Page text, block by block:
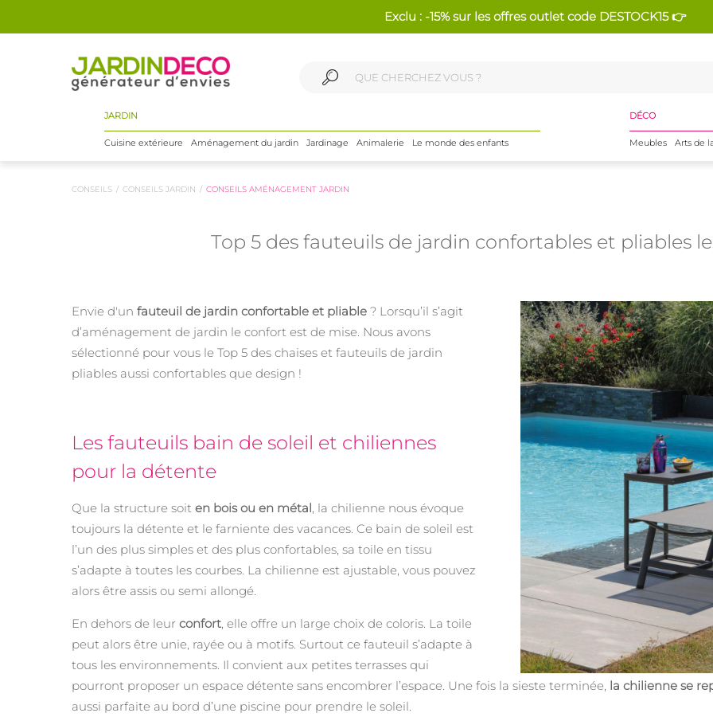
Exclu : -15% sur les offres outlet code DESTOCK15 👉
JARDIN
Cuisine extérieure Aménagement du jardin Jardinage Animalerie Le monde des enfants
DÉCO
Meubles Arts de
CONSEILS CONSEILS JARDIN CONSEILS AMÉNAGEMENT JARDIN
Top 5 des fauteuils de jardin confortables et pliables
Envie d'un fauteuil de jardin confortable et pliable ? Lorsqu’il s’agit
d’aménagement de jardin le confort est de mise. Nous avons
sélectionné pour vous le Top 5 des chaises et fauteuils de jardin
pliables aussi confortables que design !
Les fauteuils bain de soleil et chiliennes
pour la détente
Que la structure soit en bois ou en métal, la chilienne nous évoque
toujours la détente et le farniente des vacances. Ce bain de soleil est
l’un des plus simples et des plus confortables, sa toile en tissu
s’adapte à toutes les courbes. La chilienne est ajustable, vous pouvez
alors être assis ou semi allongé.
En dehors de leur confort, elle offre un large choix de coloris. La toile
peut alors être unie, rayée ou à motifs. Surtout ce fauteuil s’adapte à
tous les environnements. Il convient aux petites terrasses qui
pourront proposer un espace détente sans encombrer l’espace. Une fois la sieste terminée, la chilienne se
aussi parfaite au bord d’une piscine pour prendre le soleil.